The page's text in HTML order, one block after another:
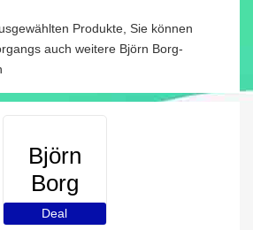
Produkte, Sie können
auch weitere Björn Borg-
Björn
Borg
Deal